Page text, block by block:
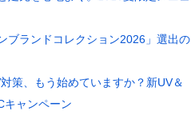
ブランドコレクション2026」選出の
策、もう始めていますか？新UV＆
キャンペーン